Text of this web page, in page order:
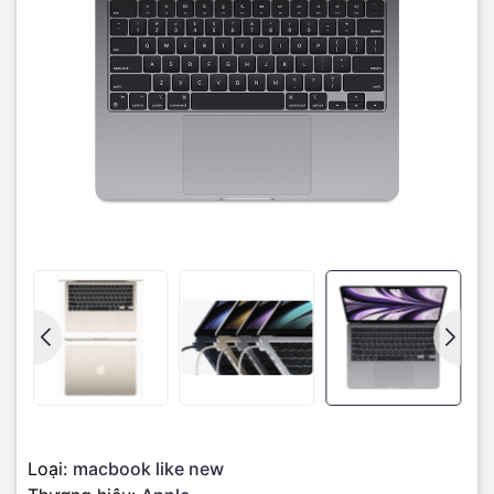
Loại: macbook like new
đó là độ sáng 500 nits, dải màu rộng P3 cùng công nghệ True
Nhờ vậy mà hình ảnh hiển thị sống động, rực rỡ, độ tương phản
phong phú, chi tiết sắc nét hơn rất nhiều. Đây được đánh giá là
Hiệu năng cực khủng với chip M2
suất năng lượng cao hơn so với thế hệ M1, do đó người dùng có
thể hoàn thành được nhiều tác vụ, công việc.